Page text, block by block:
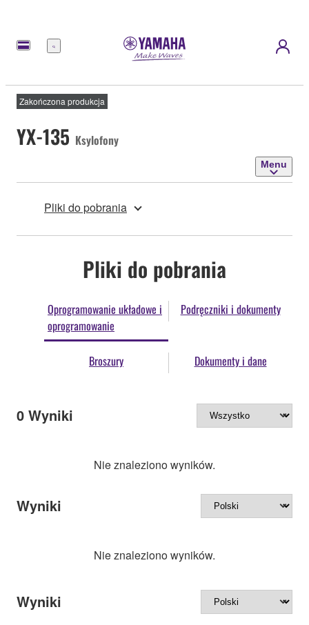
Menu
Zakończona produkcja
YX-135 Ksylofony
Menu
Pliki do pobrania
Pliki do pobrania
Oprogramowanie układowe i
oprogramowanie
Podręczniki i dokumenty
Broszury Dokumenty i dane
0 Wyniki
Nie znaleziono wyników.
Wyniki
Nie znaleziono wyników.
Wyniki